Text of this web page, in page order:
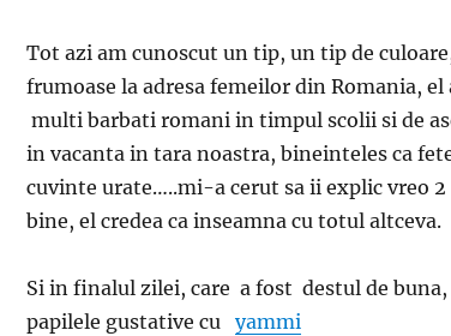
Tot azi am cunoscut un tip, un tip de
frumoase la adresa femeilor din Romania, el
multi barbati romani in timpul scolii si de
in vacanta in tara noastra, bineinteles ca
cuvinte urate…..mi-a cerut sa ii explic vreo
bine, el credea ca inseamna cu totul altceva.
Si in finalul zilei, care a fost destul de
papilele gustative cu yammi